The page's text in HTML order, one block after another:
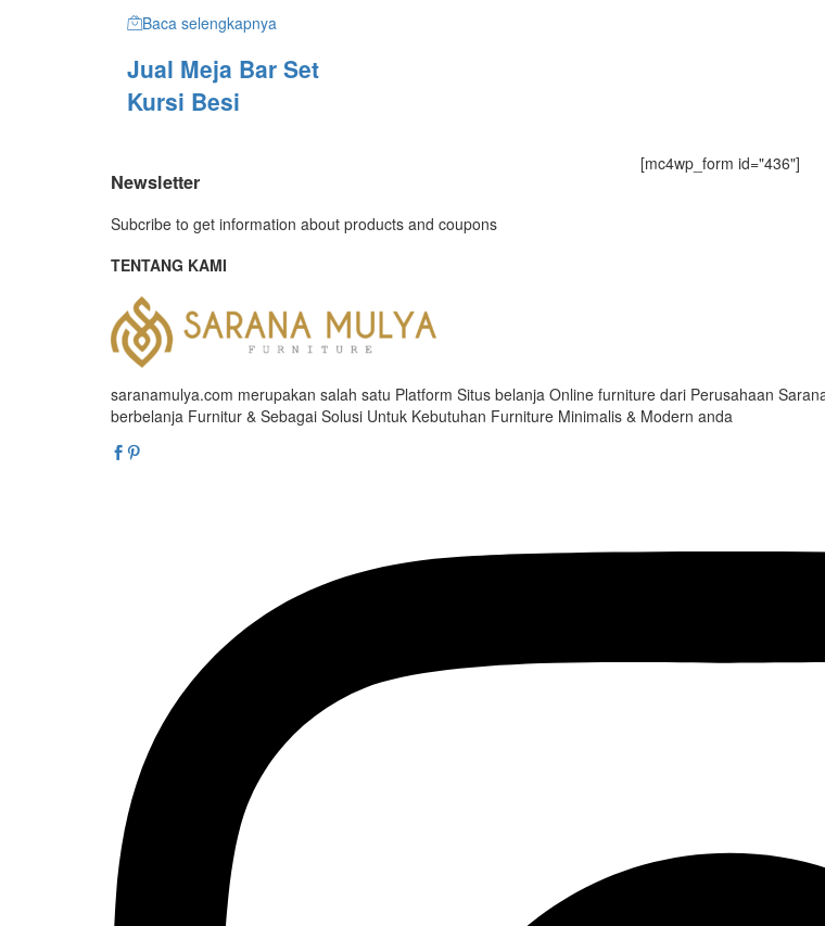
Baca selengkapnya
Jual Meja Bar Set
Kursi Besi
Newsletter
Subcribe to get information about products and coupons
[mc4wp_form id="436"]
TENTANG KAMI
saranamulya.com merupakan salah satu Platform Situs belanja Online furniture dari Perusahaan
berbelanja Furnitur & Sebagai Solusi Untuk Kebutuhan Furniture Minimalis & Modern anda